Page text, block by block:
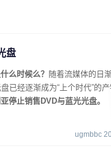
盘
么时候么？ 随着流媒体的日
已经逐渐成为“上个时代”的产
停止销售DVD与蓝光光盘。
ugmbbc